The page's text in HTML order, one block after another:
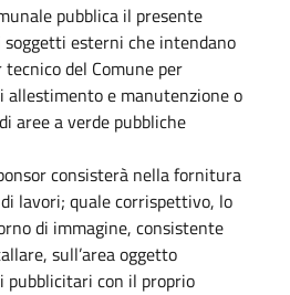
pubblica il presente
esterni che intendano
del Comune per
e manutenzione o
aree a verde pubbliche
consisterà nella fornitura
lavori; quale corrispettivo, lo
di immagine, consistente
sull’area oggetto
pubblicitari con il proprio